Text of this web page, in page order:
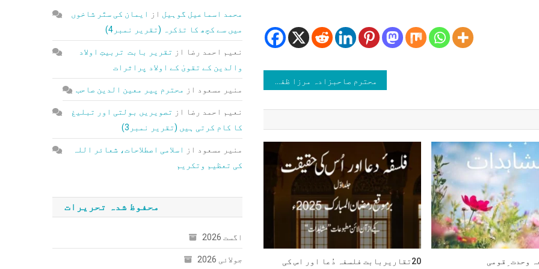
وحدت ِقومی
20تقاریربابت فلسفہ دُعا اور اس کی
محمد اسماعیل گوہیل از
ایمان کی ستّر شاخوں
میں سے کچھ کا تذکرہ (تقریر نمبر4)
نعیم احمد رضا از تقریر بابت تربیتِ اولاد
والدین کے تقویٰ کے اولاد پراثرات
منیر مسعود از محترم پیر معین الدین صاحب
نعیم احمد رضا از تصویریں بولتی اور تبلیغ
کا کام کرتی ہیں (تقریر نمبر3)
منیر مسعود از
اسلامی اصطلاحات، شعائر اللہ
کی تعظیم وتکریم
محفوظ شدہ تحریرات
اگست 2026
جولائی 2026